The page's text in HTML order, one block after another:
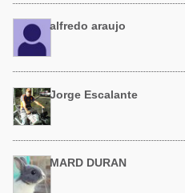
alfredo araujo
Jorge Escalante
MARD DURAN